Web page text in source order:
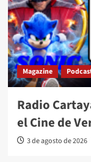
Magazine
Radio
el Cine de
3 de agosto de 2026